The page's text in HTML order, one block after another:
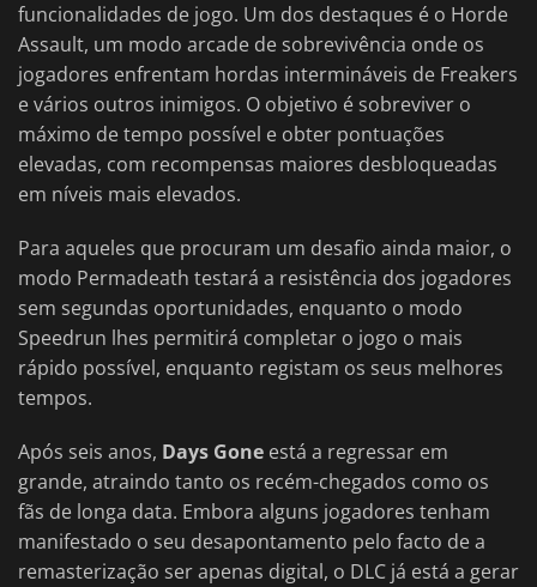
funcionalidades de jogo. Um dos destaques é o Horde
Assault, um modo arcade de sobrevivência onde os
jogadores enfrentam hordas intermináveis de Freakers
e vários outros inimigos. O objetivo é sobreviver o
máximo de tempo possível e obter pontuações
elevadas, com recompensas maiores desbloqueadas
em níveis mais elevados.
Para aqueles que procuram um desafio ainda maior, o
modo Permadeath testará a resistência dos jogadores
sem segundas oportunidades, enquanto o modo
Speedrun lhes permitirá completar o jogo o mais
rápido possível, enquanto registam os seus melhores
tempos.
Após seis anos, Days Gone está a regressar em
grande, atraindo tanto os recém-chegados como os
fãs de longa data. Embora alguns jogadores tenham
manifestado o seu desapontamento pelo facto de a
remasterização ser apenas digital, o DLC já está a gerar